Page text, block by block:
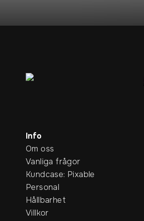
Info
Om oss
Vanliga frågor
Kundcase: Pixable
Personal
Hållbarhet
Villkor